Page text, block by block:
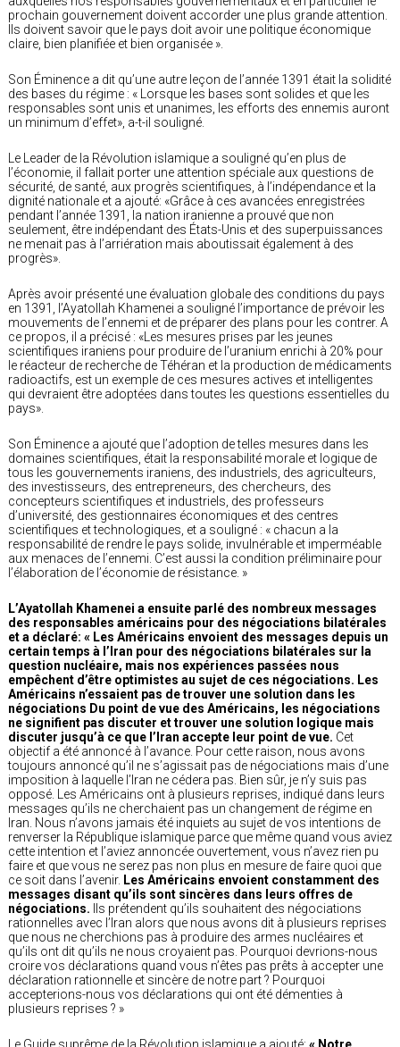
prochain gouvernement doivent accorder une plus grande attention.
Ils doivent savoir que le pays doit avoir une politique économique
claire, bien planifiée et bien organisée ».
Son Éminence a dit qu’une autre leçon de l’année 1391 était la solidité
des bases du régime : « Lorsque les bases sont solides et que les
responsables sont unis et unanimes, les efforts des ennemis auront
un minimum d’effet», a-t-il souligné.
Le Leader de la Révolution islamique a souligné qu’en plus de
l’économie, il fallait porter une attention spéciale aux questions de
sécurité, de santé, aux progrès scientifiques, à l’indépendance et la
dignité nationale et a ajouté: «Grâce à ces avancées enregistrées
pendant l’année 1391, la nation iranienne a prouvé que non
seulement, être indépendant des États-Unis et des superpuissances
ne menait pas à l’arriération mais aboutissait également à des
progrès».
Après avoir présenté une évaluation globale des conditions du pays
en 1391, l’Ayatollah Khamenei a souligné l’importance de prévoir les
mouvements de l’ennemi et de préparer des plans pour les contrer. A
ce propos, il a précisé : «Les mesures prises par les jeunes
scientifiques iraniens pour produire de l’uranium enrichi à 20% pour
le réacteur de recherche de Téhéran et la production de médicaments
radioactifs, est un exemple de ces mesures actives et intelligentes
qui devraient être adoptées dans toutes les questions essentielles du
pays».
Son Éminence a ajouté que l’adoption de telles mesures dans les
domaines scientifiques, était la responsabilité morale et logique de
tous les gouvernements iraniens, des industriels, des agriculteurs,
des investisseurs, des entrepreneurs, des chercheurs, des
concepteurs scientifiques et industriels, des professeurs
d’université, des gestionnaires économiques et des centres
scientifiques et technologiques, et a souligné : « chacun a la
responsabilité de rendre le pays solide, invulnérable et imperméable
aux menaces de l’ennemi. C’est aussi la condition préliminaire pour
l’élaboration de l’économie de résistance. »
L’Ayatollah Khamenei a ensuite parlé des nombreux messages
des responsables américains pour des négociations bilatérales
et a déclaré: « Les Américains envoient des messages depuis un
certain temps à l’Iran pour des négociations bilatérales sur la
question nucléaire, mais nos expériences passées nous
empêchent d’être optimistes au sujet de ces négociations. Les
Américains n’essaient pas de trouver une solution dans les
négociations Du point de vue des Américains, les négociations
ne signifient pas discuter et trouver une solution logique mais
discuter jusqu’à ce que l’Iran accepte leur point de vue. Cet
objectif a été annoncé à l’avance. Pour cette raison, nous avons
toujours annoncé qu’il ne s’agissait pas de négociations mais d’une
imposition à laquelle l’Iran ne cédera pas. Bien sûr, je n’y suis pas
opposé. Les Américains ont à plusieurs reprises, indiqué dans leurs
messages qu’ils ne cherchaient pas un changement de régime en
Iran. Nous n’avons jamais été inquiets au sujet de vos intentions de
renverser la République islamique parce que même quand vous aviez
cette intention et l’aviez annoncée ouvertement, vous n’avez rien pu
faire et que vous ne serez pas non plus en mesure de faire quoi que
ce soit dans l’avenir. Les Américains envoient constamment des
messages disant qu’ils sont sincères dans leurs offres de
négociations.
Ils prétendent qu’ils souhaitent des négociations
rationnelles avec l’Iran alors que nous avons dit à plusieurs reprises
que nous ne cherchions pas à produire des armes nucléaires et
qu’ils ont dit qu’ils ne nous croyaient pas. Pourquoi devrions-nous
croire vos déclarations quand vous n’êtes pas prêts à accepter une
déclaration rationnelle et sincère de notre part ? Pourquoi
accepterions-nous vos déclarations qui ont été démenties à
plusieurs reprises ? »
Le Guide suprême de la Révolution islamique a ajouté: « Notre